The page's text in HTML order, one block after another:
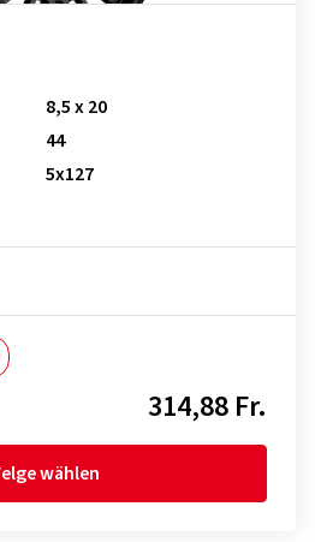
8,5 x 20
44
5x127
314,88 Fr.
wählen